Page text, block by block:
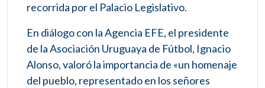
recorrida por el Palacio Legislativo.
En diálogo con la Agencia EFE, el presidente
de la Asociación Uruguaya de Fútbol, Ignacio
Alonso, valoró la importancia de «un homenaje
del pueblo, representado en los señores